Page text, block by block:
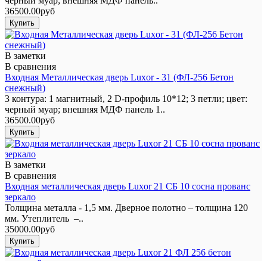
36500.00руб
В заметки
В сравнения
Входная Металлическая дверь Luxor - 31 (ФЛ-256 Бетон
снежный)
3 контура: 1 магнитный, 2 D-профиль 10*12; 3 петли; цвет:
черный муар; внешняя МДФ панель 1..
36500.00руб
В заметки
В сравнения
Входная металлическая дверь Luxor 21 СБ 10 сосна прованс
зеркало
Толщина металла - 1,5 мм. Дверное полотно – толщина 120
мм. Утеплитель –..
35000.00руб